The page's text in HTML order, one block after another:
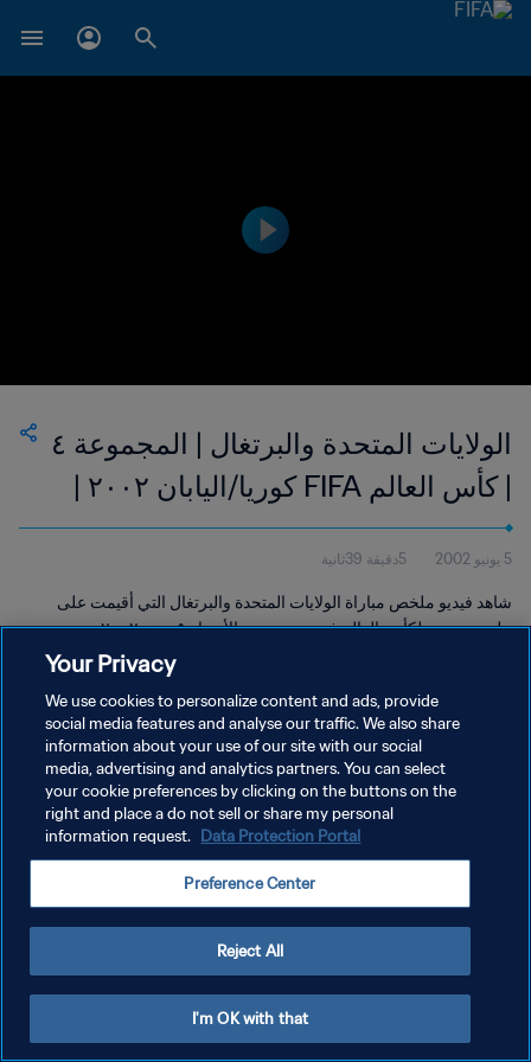
الولايات المتحدة والبرتغال | المجموعة ٤
| كأس العالم FIFA كوريا/اليابان ٢٠٠٢ |
فيديو ملخص
5 يونيو 2002 5دقيقة 39ثانية
شاهد فيديو ملخص مباراة الولايات المتحدة والبرتغال التي أقيمت على
ملعب سوون لكأس العالم في سوون يوم الأربعاء ٥ يونيو ٢٠٠٢.
سياسة الخصوصية
إدارة تفضيلات ملفات تعريف الارتباط
Your Privacy
We use cookies to personalize content and ads, provide
social media features and analyse our traffic. We also share
information about your use of our site with our social
media, advertising and analytics partners. You can select
your cookie preferences by clicking on the buttons on the
right and place a do not sell or share my personal
information request. Data Protection Portal
Preference Center
Reject All
I'm OK with that